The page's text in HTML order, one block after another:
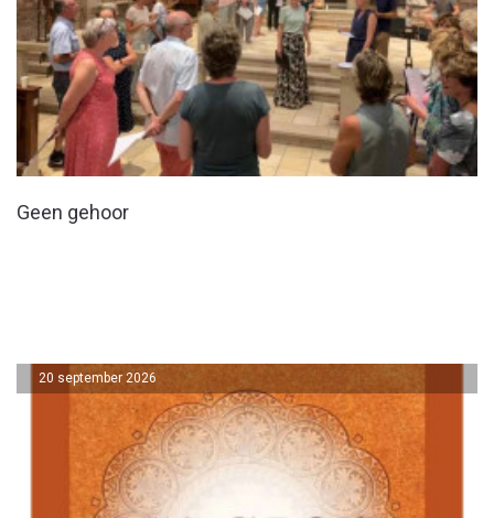
Geen gehoor
20 september 2026